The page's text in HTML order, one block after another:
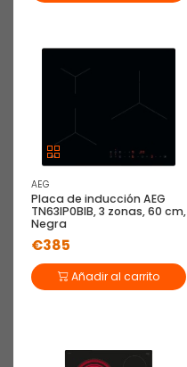
AEG
Placa de inducción AEG
TN63IP0BIB, 3 zonas, 60 cm,
Negra
€385
Añadir al carrito